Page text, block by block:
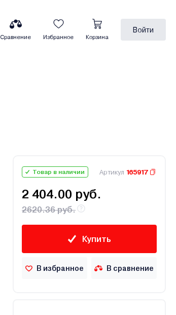
Сравнение Избранное Корзина
Войти
Товар в наличии Артикул 165917
2 404.00 руб.
2620.36 руб.
Купить
В избранное В сравнение